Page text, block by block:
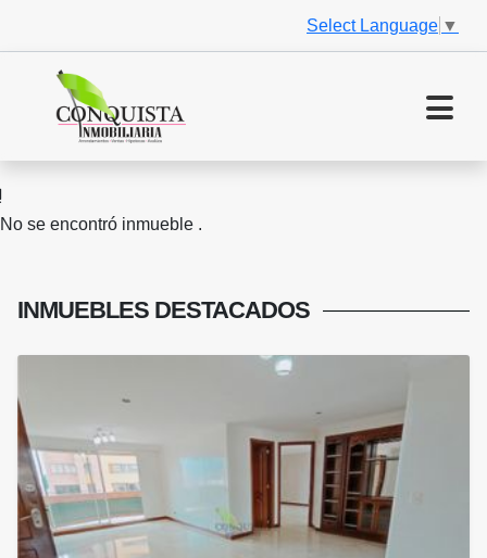
Select Language ▼
No se encontró inmueble .
INMUEBLES DESTACADOS